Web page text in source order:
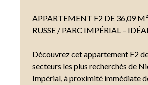
APPARTEMENT F2 DE 36,09
RUSSE / PARC IMPÉRIAL –
Découvrez cet appartement F2
secteurs les plus recherchés de
Impérial, à proximité immédiate